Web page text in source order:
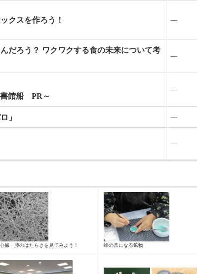
クスを作ろう！ ―
だろう？ ワクワクする食の未来について考
―
館船 PR～
―
」 ―
―
臓・肺のはたらきを見てみよう！ 絵の具になる鉱物